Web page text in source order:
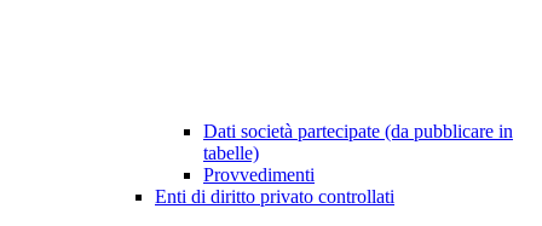
Dati società partecipate (da pubblicare in
tabelle)
Provvedimenti
Enti di diritto privato controllati